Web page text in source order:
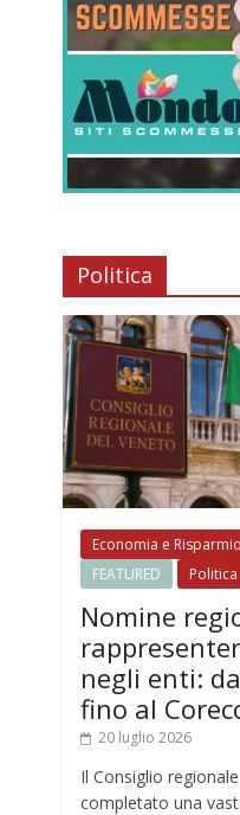
Politica
Economia e Risparmio
FEATURED
Politica
Nomine
negli enti:
fino al
20 luglio 2026
Il Consiglio
completato una